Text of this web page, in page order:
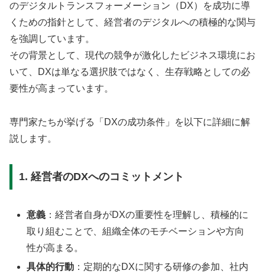
のデジタルトランスフォーメーション（DX）を成功に導
くための指針として、経営者のデジタルへの積極的な関与
を強調しています。
その背景として、現代の競争が激化したビジネス環境にお
いて、DXは単なる選択肢ではなく、生存戦略としての必
要性が高まっています。
専門家たちが挙げる「DXの成功条件」を以下に詳細に解
説します。
1. 経営者のDXへのコミットメント
意義 ：経営者自身がDXの重要性を理解し、積極的に
取り組むことで、組織全体のモチベーションや方向
性が高まる。
具体的行動 ：定期的なDXに関する研修の参加、社内